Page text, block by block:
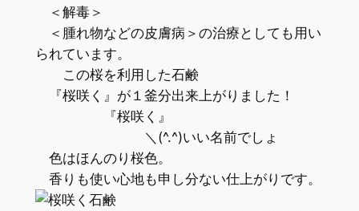
＜解毒＞
＜腫れ物などの皮膚病＞の治療としても用い
られています。
この桜を利用した石鹸
『桜咲く』が１釜分出来上がりました！
『桜咲く』
＼(^.^)いい名前でしょ
色はほんのり桜色。
香りも使い心地も申し分ない仕上がりです。